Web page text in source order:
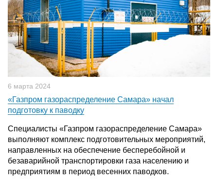
6 марта 2024
«Газпром газораспределение Самара» начал
подготовку к паводку
Специалисты «Газпром газораспределение Самара»
выполняют комплекс подготовительных мероприятий,
направленных на обеспечение бесперебойной и
безаварийной транспортировки газа населению и
предприятиям в период весенних паводков.